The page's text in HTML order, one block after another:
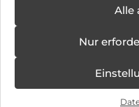
Alle
Nur
Hinweis zur
Newsletter